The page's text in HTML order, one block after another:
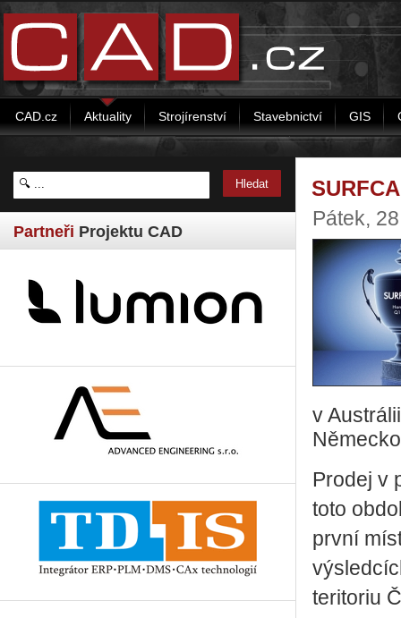
CAD.cz Aktuality Strojírenství Stavebnictví GIS
Partneři Projektu CAD
Pátek,
v
Prodej v
toto
první
teritoriu